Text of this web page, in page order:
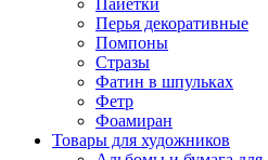
Пайетки
Перья декоративные
Помпоны
Стразы
Фатин в шпульках
Фетр
Фоамиран
Товары для художников